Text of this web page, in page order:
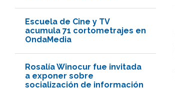
Escuela de Cine y TV
acumula 71 cortometrajes en
OndaMedia
Rosalía Winocur fue invitada
a exponer sobre
socialización de información